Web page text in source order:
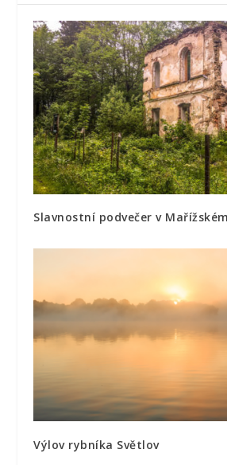
Slavnostní podvečer v
Výlov rybníka Světlov